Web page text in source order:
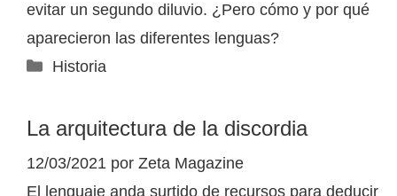
evitar un segundo diluvio. ¿Pero cómo y por qué
aparecieron las diferentes lenguas?
Categorías
Historia
La arquitectura de la discordia
12/03/2021 por Zeta Magazine
El lenguaje anda surtido de recursos para deducir